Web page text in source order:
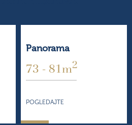
Panorama
73 - 81m2
POGLEDAJTE